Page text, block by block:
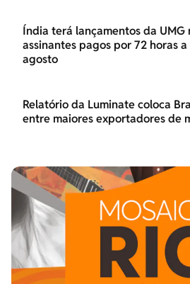
Índia terá lançamentos da UMG
assinantes pagos por 72 horas
agosto
Relatório da Luminate coloca
entre maiores exportadores de